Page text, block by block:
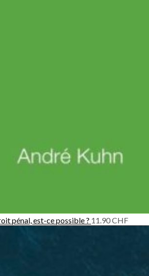
pénal, est-ce possible ? 11.90CHF